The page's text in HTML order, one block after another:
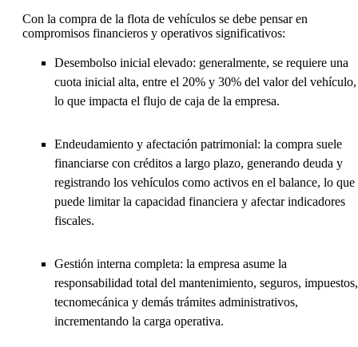
Con la compra de la flota de vehículos se debe pensar en
compromisos financieros y operativos significativos:
Desembolso inicial elevado: generalmente, se requiere una
cuota inicial alta, entre el 20% y 30% del valor del vehículo,
lo que impacta el flujo de caja de la empresa.
Endeudamiento y afectación patrimonial: la compra suele
financiarse con créditos a largo plazo, generando deuda y
registrando los vehículos como activos en el balance, lo que
puede limitar la capacidad financiera y afectar indicadores
fiscales.
Gestión interna completa: la empresa asume la
responsabilidad total del mantenimiento, seguros, impuestos,
tecnomecánica y demás trámites administrativos,
incrementando la carga operativa.